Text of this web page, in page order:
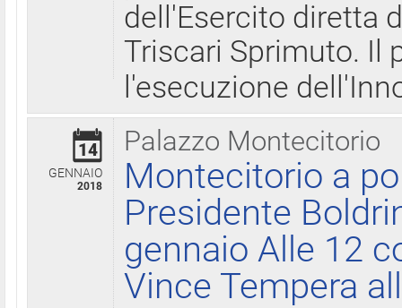
dell'Esercito diretta
Triscari Sprimuto. Il
l'esecuzione
Palazzo Montecitorio
14
GENNAIO
2018
Montecitorio a
Presidente
gennaio Alle 12
Vince Tempera